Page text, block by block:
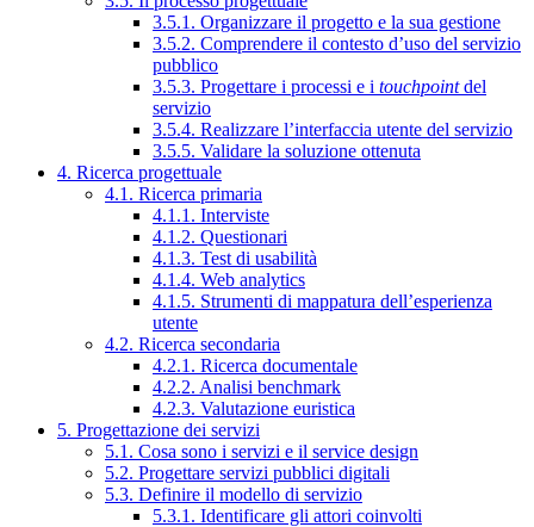
3.5.1. Organizzare il progetto e la sua gestione
3.5.2. Comprendere il contesto d’uso del servizio
pubblico
3.5.3. Progettare i processi e i touchpointdel
servizio
3.5.4. Realizzare l’interfaccia utente del servizio
3.5.5. Validare la soluzione ottenuta
4. Ricerca progettuale
4.1. Ricerca primaria
4.1.1. Interviste
4.1.2. Questionari
4.1.3. Test di usabilità
4.1.4. Web analytics
4.1.5. Strumenti di mappatura dell’esperienza
utente
4.2. Ricerca secondaria
4.2.1. Ricerca documentale
4.2.2. Analisi benchmark
4.2.3. Valutazione euristica
5. Progettazione dei servizi
5.1. Cosa sono i servizi e il service design
5.2. Progettare servizi pubblici digitali
5.3. Definire il modello di servizio
5.3.1. Identificare gli attori coinvolti